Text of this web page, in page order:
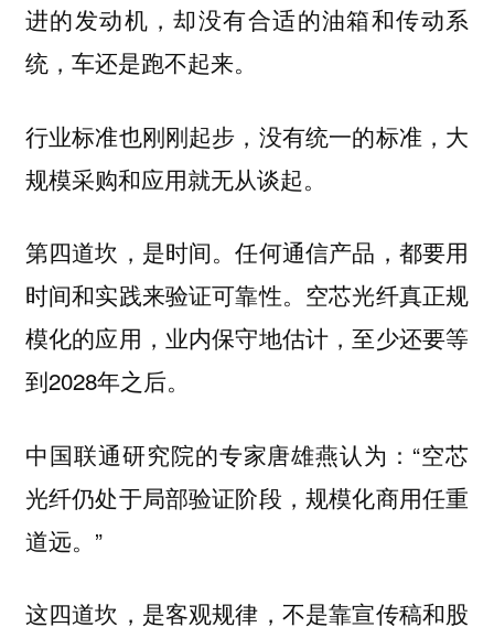
进的发动机，却没有合适的油箱和传动系
统，车还是跑不起来。
行业标准也刚刚起步，没有统一的标准，大
规模采购和应用就无从谈起。
第四道坎，是时间。任何通信产品，都要用
时间和实践来验证可靠性。空芯光纤真正规
模化的应用，业内保守地估计，至少还要等
到2028年之后。
中国联通研究院的专家唐雄燕认为：“空芯
光纤仍处于局部验证阶段，规模化商用任重
道远。”
这四道坎，是客观规律，不是靠宣传稿和股